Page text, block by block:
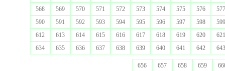
568
569 570 571 572 573 574 575 576
577
590
591 592 593 594 595 596 597 598
599
612
613 614 615 616 617 618 619 620
621
634
635 636 637 638 639 640 641 642 643
656 657 658 659